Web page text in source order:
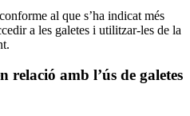
al que s’ha indicat més
a les galetes i utilitzar-les de la
relació amb l’ús de galetes